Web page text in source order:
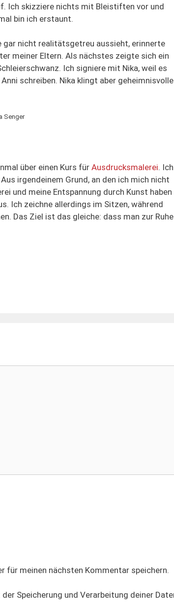
Ich skizziere nichts mit Bleistiften vor und
bin ich erstaunt.
gar nicht realitätsgetreu aussieht, erinnerte
meiner Eltern. Als nächstes zeigte sich ein
Ich signiere mit Nika, weil es
schreiben. Nika klingt aber
Senger
über einen Kurs für Ausdrucksmalerei. Ich
irgendeinem Grund, an den ich mich nicht
und meine Entspannung durch Kunst haben
Ich zeichne allerdings im Sitzen, während
Das Ziel ist das gleiche: dass man zur Ruhe
für meinen nächsten Kommentar speichern.
Speicherung und Verarbeitung deiner